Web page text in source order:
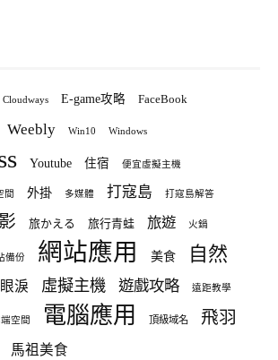
Cloudways E-game攻略 FaceBook
Weebly Win10 Windows
Youtube 住宿 便宜虛擬主機
間 外掛 多媒體 打寇島 打寇島解答
旅かえる 旅行青蛙 旅遊 火鍋
備份 網站應用 美食 自然
淚 虛擬主機 遊戲攻略 遠距教學
空間 電腦應用 頂級域名 飛羽
馬祖美食